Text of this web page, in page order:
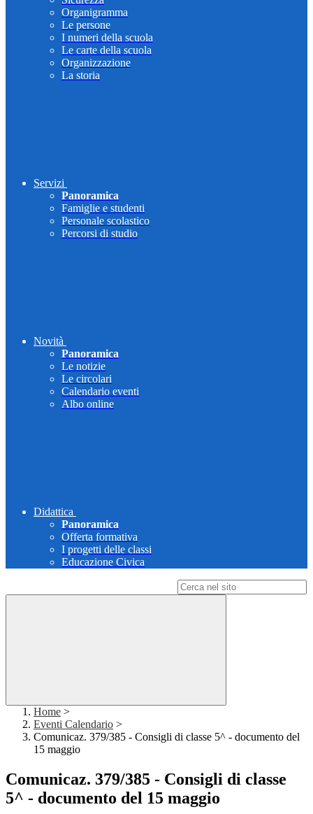
Organigramma
Le persone
I numeri della scuola
Le carte della scuola
Organizzazione
La storia
Servizi
Panoramica
Famiglie e studenti
Personale scolastico
Percorsi di studio
Novità
Panoramica
Le notizie
Le circolari
Calendario eventi
Albo online
Didattica
Panoramica
Offerta formativa
I progetti delle classi
Educazione Civica
Home >
Eventi Calendario >
Comunicaz. 379/385 - Consigli di classe 5^ - documento del
15 maggio
Comunicaz. 379/385 - Consigli di classe
5^ - documento del 15 maggio